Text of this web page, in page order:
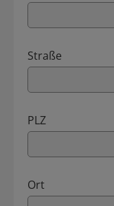
Straße
PLZ
Ort